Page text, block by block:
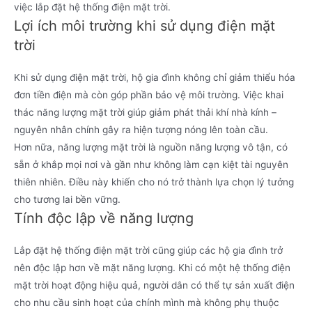
việc lắp đặt hệ thống điện mặt trời.
Lợi ích môi trường khi sử dụng điện mặt
trời
Khi sử dụng điện mặt trời, hộ gia đình không chỉ giảm thiểu hóa
đơn tiền điện mà còn góp phần bảo vệ môi trường. Việc khai
thác năng lượng mặt trời giúp giảm phát thải khí nhà kính –
nguyên nhân chính gây ra hiện tượng nóng lên toàn cầu.
Hơn nữa, năng lượng mặt trời là nguồn năng lượng vô tận, có
sẵn ở khắp mọi nơi và gần như không làm cạn kiệt tài nguyên
thiên nhiên. Điều này khiến cho nó trở thành lựa chọn lý tưởng
cho tương lai bền vững.
Tính độc lập về năng lượng
Lắp đặt hệ thống điện mặt trời cũng giúp các hộ gia đình trở
nên độc lập hơn về mặt năng lượng. Khi có một hệ thống điện
mặt trời hoạt động hiệu quả, người dân có thể tự sản xuất điện
cho nhu cầu sinh hoạt của chính mình mà không phụ thuộc